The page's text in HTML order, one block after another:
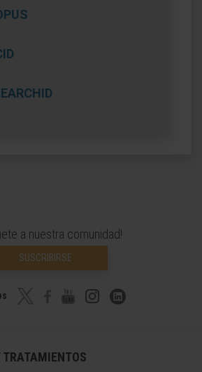
a nuestra comunidad!
SUSCRIBIRSE
TRATAMIENTOS